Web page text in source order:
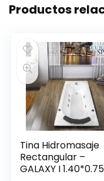
Productos
Tina Hidromasaje
Rectangular –
GALAXY I 1.40*0.75